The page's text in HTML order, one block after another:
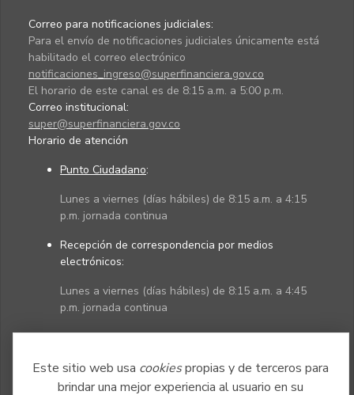
Este sitio web usa cookiespropias y de terceros para
brindar una mejor experiencia al usuario en su
Correo para notificaciones judiciales:
Para el envío de notificaciones judiciales únicamente está
habilitado el correo electrónico
notificaciones_ingreso@superfinanciera.gov.co
El horario de este canal es de 8:15 a.m. a 5:00 p.m.
Correo institucional:
super@superfinanciera.gov.co
Horario de atención
Punto Ciudadano:
Lunes a viernes (días hábiles) de 8:15 a.m. a 4:15
p.m. jornada continua
Recepción de correspondencia por medios
electrónicos:
Lunes a viernes (días hábiles) de 8:15 a.m. a 4:45
p.m. jornada continua